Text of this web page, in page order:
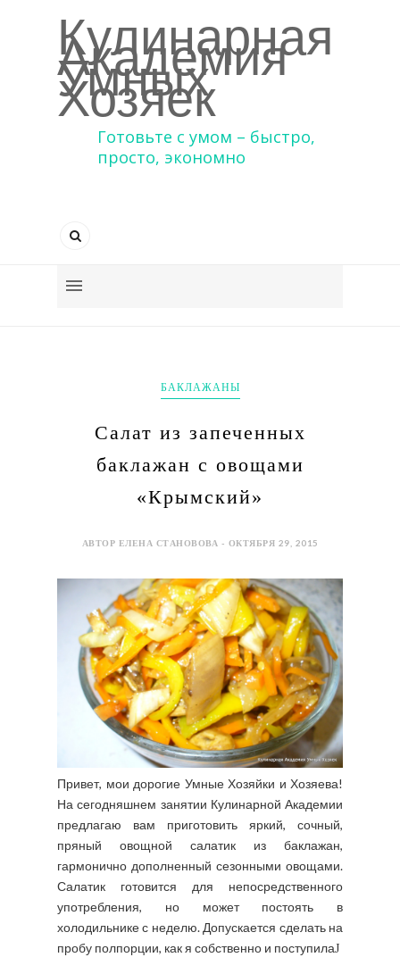
Кулинарная
Академия
Умных
Хозяек
Готовьте с умом – быстро,
просто, экономно
БАКЛАЖАНЫ
Салат из запеченных
баклажан с овощами
«Крымский»
АВТОР ЕЛЕНА СТАНОВОВА - ОКТЯБРЯ 29, 2015
Привет, мои дорогие Умные Хозяйки и Хозяева!
На сегодняшнем занятии Кулинарной Академии
предлагаю вам приготовить яркий, сочный,
пряный овощной салатик из баклажан,
гармонично дополненный сезонными овощами.
Салатик готовится для непосредственного
употребления, но может постоять в
холодильнике с неделю. Допускается сделать на
пробу полпорции, как я собственно и поступилаJ